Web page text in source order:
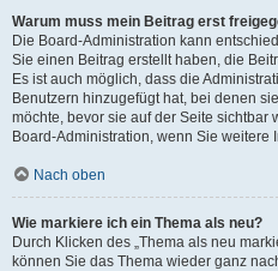
Warum muss mein Beitrag erst
Die Board-Administration kann
Sie einen Beitrag erstellt haben, die
Es ist auch möglich, dass die
Benutzern hinzugefügt hat, bei denen
möchte, bevor sie auf der Seite sichtbar
Board-Administration, wenn Sie weitere
Nach oben
Wie markiere ich ein Thema als neu?
Durch Klicken des „Thema als neu
können Sie das Thema wieder ganz